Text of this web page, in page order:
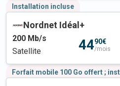
Installation incluse
Nordnet Idéal+
200 Mb/s
Satellite
4490€
/mois
Forfait mobile 100 Go offert ;